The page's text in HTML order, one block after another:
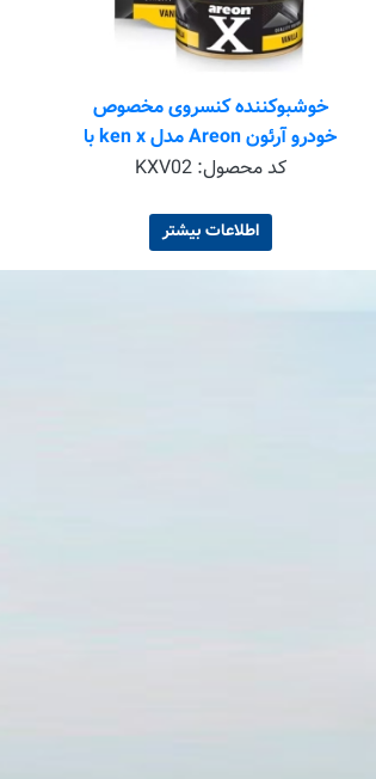
خوشبوکننده کنسروی مخصوص
خودرو آرئون Areon مدل ken x با
رایحه Vanilla
کد محصول:KXV02
اطلاعات بیشتر